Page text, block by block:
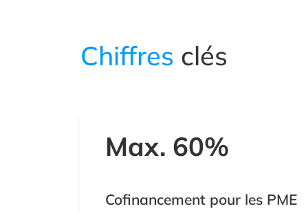
Chiffres clés
Max. 60%
Cofinancement pour les PME